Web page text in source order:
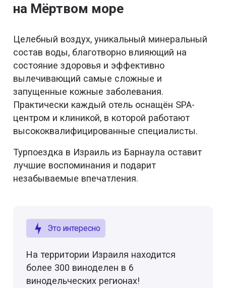
на Мёртвом море
Целебный воздух, уникальный минеральный
состав воды, благотворно влияющий на
состояние здоровья и эффективно
вылечивающий самые сложные и
запущенные кожные заболевания.
Практически каждый отель оснащён SPA-
центром и клиникой, в которой работают
высококвалифицированные специалисты.
Турпоездка в Израиль из Барнаула оставит
лучшие воспоминания и подарит
незабываемые впечатления.
Это интересно
На территории Израиля находится
более 300 виноделен в 6
винодельческих регионах!